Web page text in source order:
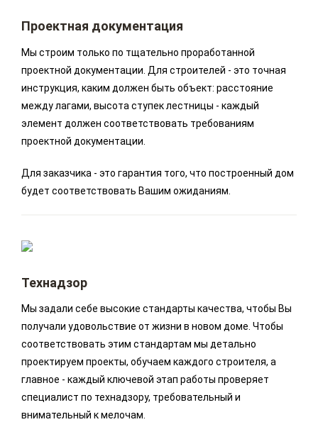
Проектная документация
Мы строим только по тщательно проработанной
проектной документации. Для строителей - это точная
инструкция, каким должен быть объект: расстояние
между лагами, высота ступек лестницы - каждый
элемент должен соответствовать требованиям
проектной документации.
Для заказчика - это гарантия того, что построенный дом
будет соответствовать Вашим ожиданиям.
Технадзор
Мы задали себе высокие стандарты качества, чтобы Вы
получали удовольствие от жизни в новом доме. Чтобы
соответствовать этим стандартам мы детально
проектируем проекты, обучаем каждого строителя, а
главное - каждый ключевой этап работы проверяет
специалист по технадзору, требовательный и
внимательный к мелочам.